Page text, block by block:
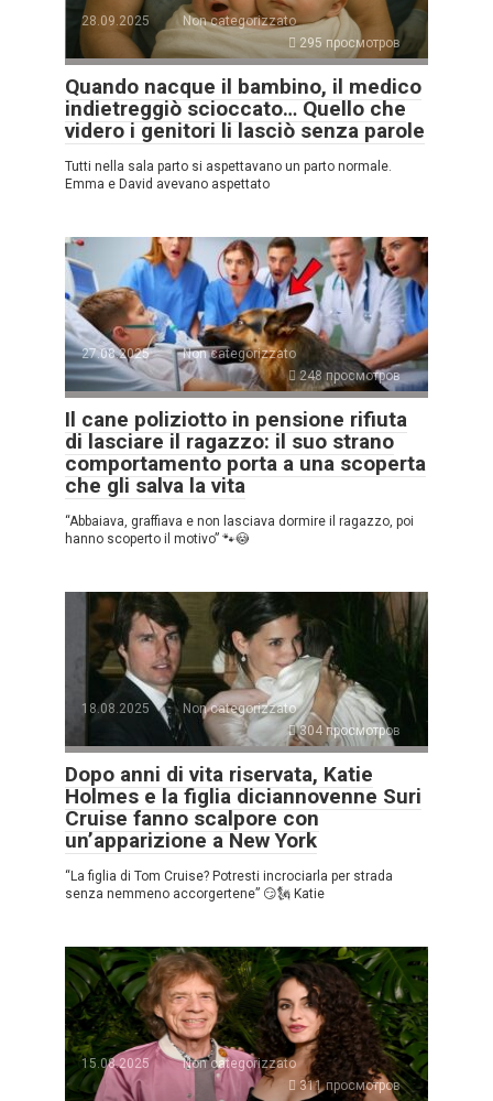
28.09.2025
Non categorizzato
295 просмотров
Quando nacque il bambino, il medico
indietreggiò scioccato… Quello che
videro i genitori li lasciò senza parole
Tutti nella sala parto si aspettavano un parto normale.
Emma e David avevano aspettato
27.08.2025
Non categorizzato
248 просмотров
Il cane poliziotto in pensione rifiuta
di lasciare il ragazzo: il suo strano
comportamento porta a una scoperta
che gli salva la vita
“Abbaiava, graffiava e non lasciava dormire il ragazzo, poi
hanno scoperto il motivo” 🐾😳
18.08.2025
Non categorizzato
304 просмотров
Dopo anni di vita riservata, Katie
Holmes e la figlia diciannovenne Suri
Cruise fanno scalpore con
un’apparizione a New York
“La figlia di Tom Cruise? Potresti incrociarla per strada
senza nemmeno accorgertene” 😏🗽 Katie
15.08.2025
Non categorizzato
311 просмотров